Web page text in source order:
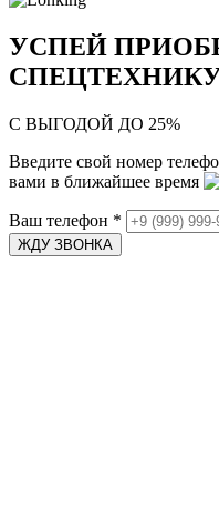
УСПЕЙ
С ВЫГОДОЙ ДО 25%
Введите свой номер
вами в ближайшее время
Ваш телефон *